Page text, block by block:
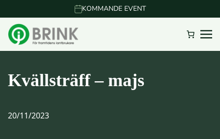
KOMMANDE EVENT
Kvällsträff – majs
20/11/2023